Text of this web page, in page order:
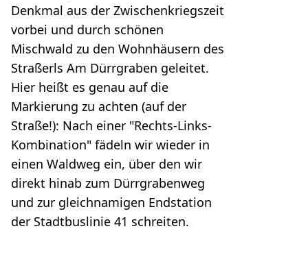
Denkmal aus der Zwischenkriegszeit
vorbei und durch schönen
Mischwald zu den Wohnhäusern des
Straßerls Am Dürrgraben geleitet.
Hier heißt es genau auf die
Markierung zu achten (auf der
Straße!): Nach einer "Rechts-Links-
Kombination" fädeln wir wieder in
einen Waldweg ein, über den wir
direkt hinab zum Dürrgrabenweg
und zur gleichnamigen Endstation
der Stadtbuslinie 41 schreiten.